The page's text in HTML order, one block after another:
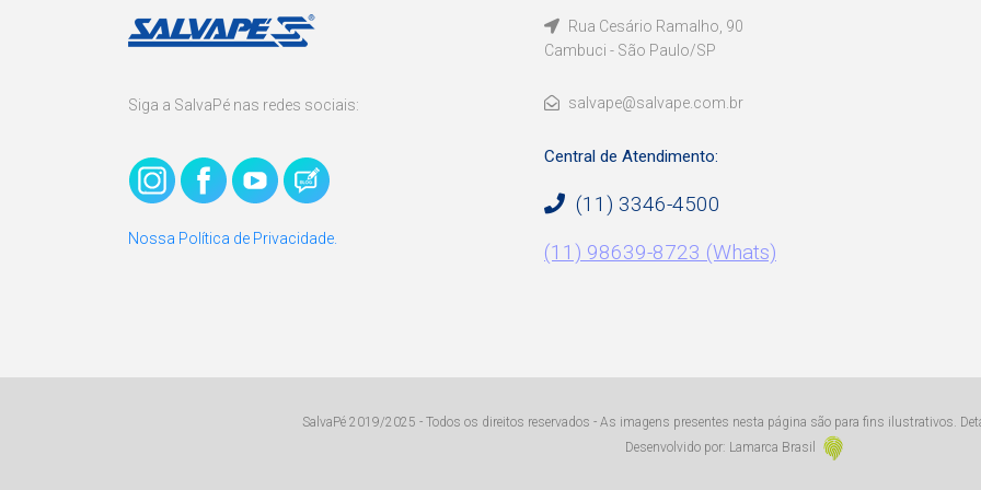
Siga a SalvaPé nas redes sociais:
Nossa Política de Privacidade.
Rua Cesário Ramalho, 90
Cambuci - São Paulo/SP
salvape@salvape.com.br
Central de Atendimento:
(11) 3346-4500
(11) 98639-8723 (Whats)
SalvaPé 2019/2025 - Todos os direitos reservados - As imagens presentes nesta página são para fins ilustrativos.
Desenvolvido por: Lamarca Brasil